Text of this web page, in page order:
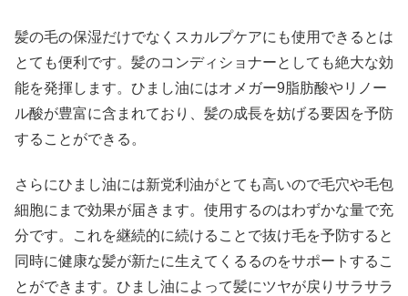
髪の毛の保湿だけでなくスカルプケアにも使用できるとは
とても便利です。髪のコンディショナーとしても絶大な効
能を発揮します。ひまし油にはオメガー9脂肪酸やリノー
ル酸が豊富に含まれており、髪の成長を妨げる要因を予防
することができる。
さらにひまし油には新党利油がとても高いので毛穴や毛包
細胞にまで効果が届きます。使用するのはわずかな量で充
分です。これを継続的に続けることで抜け毛を予防すると
同時に健康な髪が新たに生えてくるるのをサポートするこ
とができます。ひまし油によって髪にツヤが戻りサラサラ